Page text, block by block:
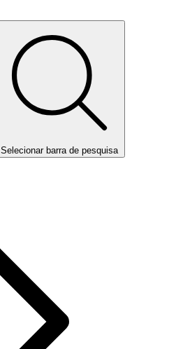
Selecionar barra de pesquisa